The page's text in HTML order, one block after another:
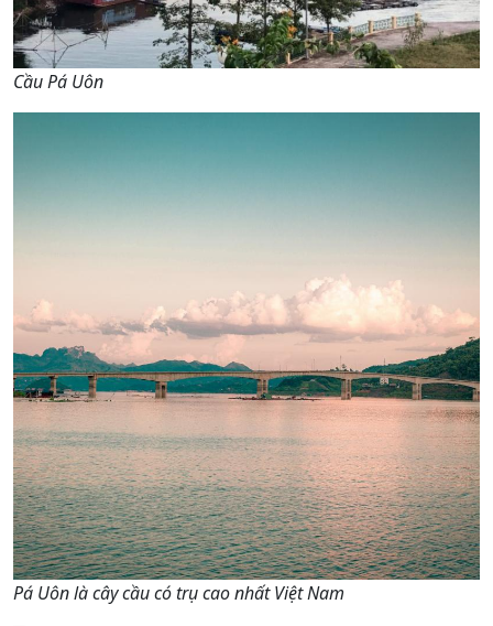
Cầu Pá Uôn
Pá Uôn là cây cầu có trụ cao nhất Việt Nam